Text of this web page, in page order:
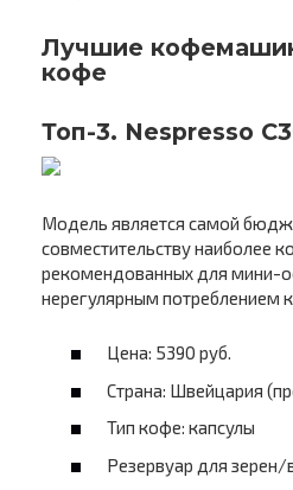
Лучшие
кофе
Топ-3. Nespresso
Модель является самой
совместительству наиболее
рекомендованных для мини-
нерегулярным потреблением
Цена: 5390 руб.
Страна: Швейцария
Тип кофе: капсулы
Резервуар для